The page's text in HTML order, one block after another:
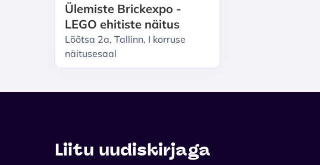
Ülemiste Brickexpo -
LEGO ehitiste näitus
Lõõtsa 2a, Tallinn, I korruse
näitusesaal
Liitu uudiskirjaga